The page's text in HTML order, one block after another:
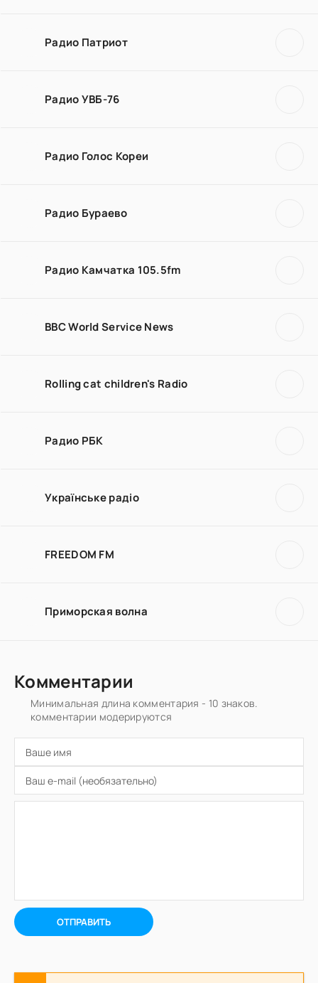
Радио Патриот
Радио УВБ-76
Радио Голос Кореи
Радио Бураево
Радио Камчатка 105.5fm
BBC World Service News
Rolling cat children's Radio
Радио РБК
Українське радіо
FREEDOM FM
Приморская волна
Комментарии
Минимальная длина комментария - 10 знаков.
комментарии модерируются
ОТПРАВИТЬ